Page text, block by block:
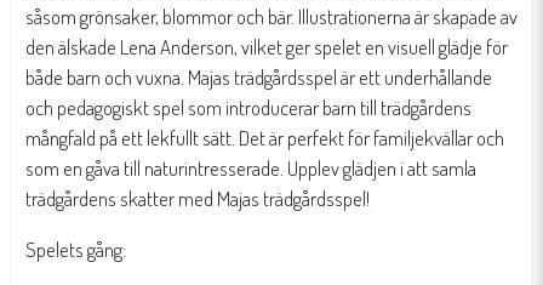
såsom grönsaker, blommor och bär. Illustrationerna är skapade av
den älskade Lena Anderson, vilket ger spelet en visuell glädje för
både barn och vuxna. Majas trädgårdsspel är ett underhållande
och pedagogiskt spel som introducerar barn till trädgårdens
mångfald på ett lekfullt sätt. Det är perfekt för familjekvällar och
som en gåva till naturintresserade. Upplev glädjen i att samla
trädgårdens skatter med Majas trädgårdsspel!
Spelets gång: